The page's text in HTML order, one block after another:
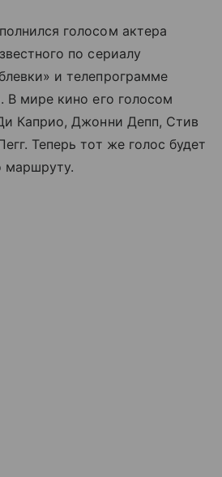
голосом актера
по сериалу
и телепрограмме
В мире кино его голосом
Каприо, Джонни Депп, Стив
Теперь тот же голос будет
маршруту.